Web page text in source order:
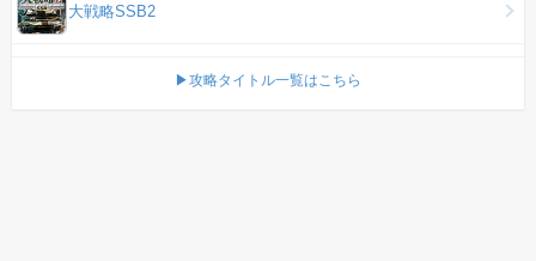
大戦略SSB2
▶攻略タイトル一覧はこちら